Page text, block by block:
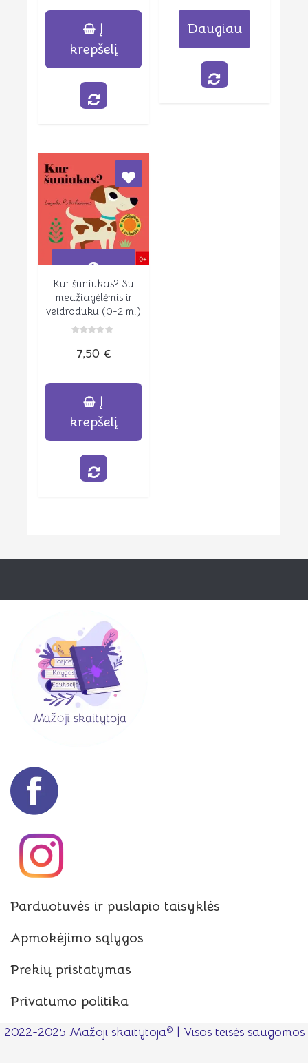
Į
krepšelį
Daugiau
Peržiūrėti
Kur šuniukas? Su
medžiagėlėmis ir
veidroduku (0-2 m.)
iš7,50 €
Į
krepšelį
Parduotuvės ir puslapio taisyklės
Apmokėjimo sąlygos
Prekių pristatymas
Privatumo politika
2022-2025 Mažoji skaitytoja© | Visos teisės saugomos